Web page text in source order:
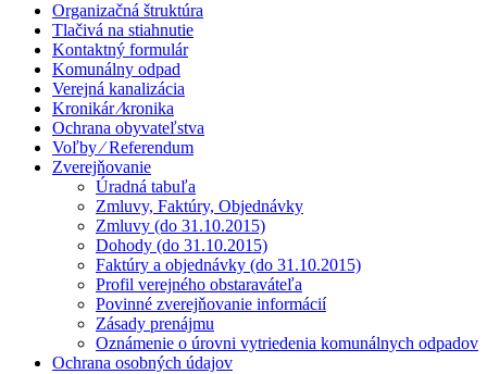
Organizačná štruktúra
Tlačivá na stiahnutie
Kontaktný formulár
Komunálny odpad
Verejná kanalizácia
Kronikár ⁄kronika
Ochrana obyvateľstva
Voľby ⁄ Referendum
Zverejňovanie
Úradná tabuľa
Zmluvy, Faktúry, Objednávky
Zmluvy (do 31.10.2015)
Dohody (do 31.10.2015)
Faktúry a objednávky (do 31.10.2015)
Profil verejného obstaraváteľa
Povinné zverejňovanie informácií
Zásady prenájmu
Oznámenie o úrovni vytriedenia komunálnych odpadov
Ochrana osobných údajov